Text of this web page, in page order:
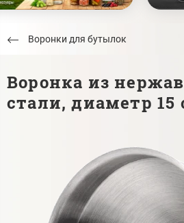
Воронки для бутылок
Воронка из
стали, диаметр 15